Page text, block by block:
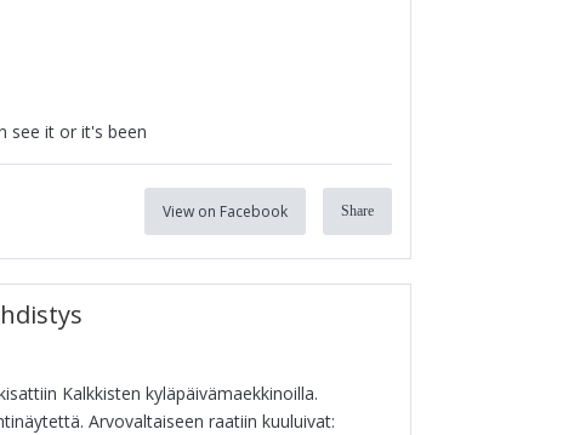
see it or it's been
View on Facebook Share
Kalkkisten kyläpäivämaekkinoilla.
Arvovaltaiseen raatiin kuuluivat: